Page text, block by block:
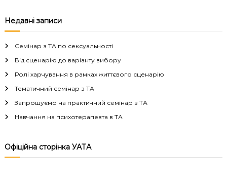
в
і
г
а
ц
я
Недавні записи
Семінар з ТА по сексуальності
Від сценарію до варіанту вибору
Ролі харчування в рамках життєвого сценарію
Тематичний семінар з ТА
Запрошуємо на практичний семінар з ТА
Навчання на психотерапевта в ТА
Офіційна сторінка УАТА